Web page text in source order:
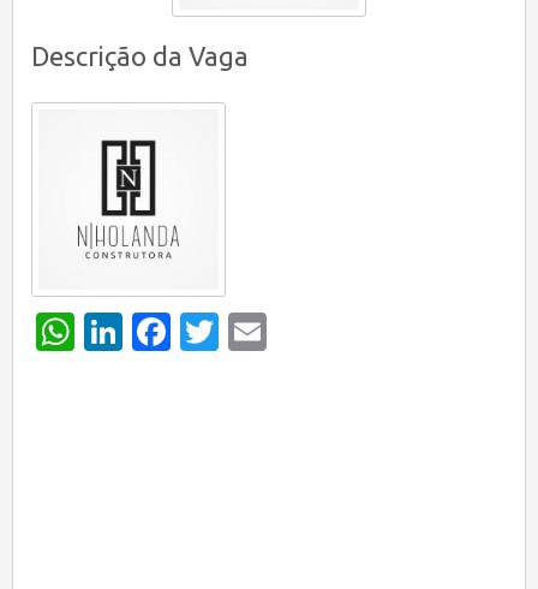
Descrição da Vaga
WhatsApp
LinkedIn
Facebook
Twitter